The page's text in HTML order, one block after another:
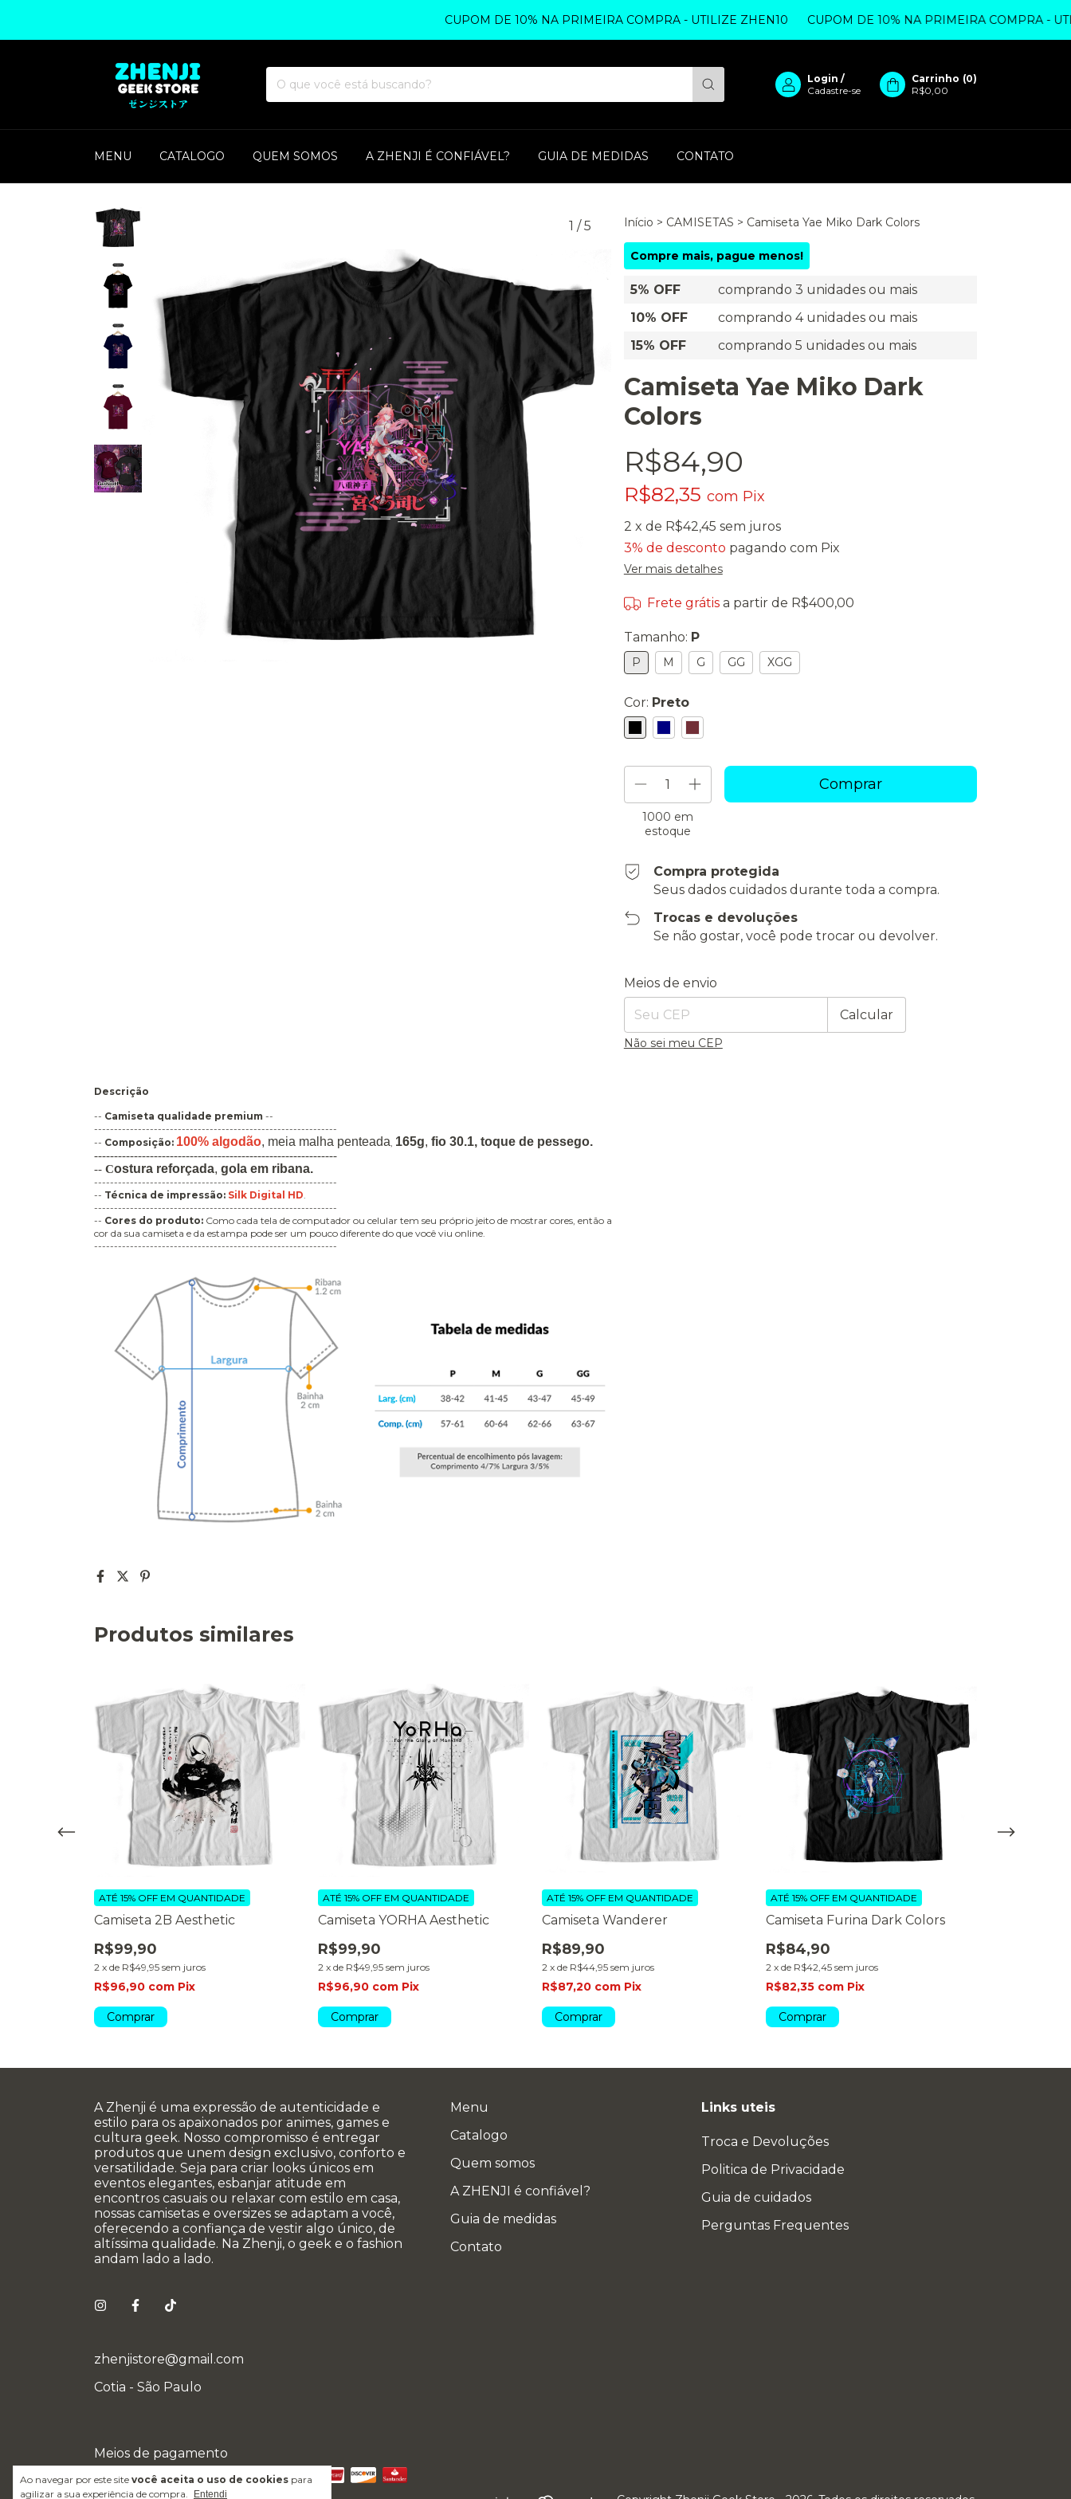
CUPOM DE 10% NA PRIMEIRA COMPRA - UTILIZE ZHEN10 CUPOM DE 10% NA PRIMEIRA COMPRA -
Login /
Cadastre-se
Carrinho (0)
R$0,00
MENU CATALOGO QUEM SOMOS A ZHENJI É CONFIÁVEL? GUIA DE MEDIDAS CONTATO
Ao navegar por este site você aceita o uso de cookies para
agilizar a sua experiência de compra.
Entendi
1 /5 Início > CAMISETAS > Camiseta Yae Miko Dark Colors
Compre mais, pague menos!
5% OFF
comprando 3 unidades ou mais
10% OFF
comprando 4 unidades ou mais
15% OFF
comprando 5 unidades ou mais
Camiseta Yae Miko Dark
Colors
R$84,90
R$82,35 com Pix
2 x de R$42,45 sem juros
3% de desconto pagando com Pix
Ver mais detalhes
Frete grátis a partir de R$400,00
Tamanho: P
P M G GG XGG
Cor: Preto
1000 em
estoque
Compra protegida
Seus dados cuidados durante toda a compra.
Trocas e devoluções
Se não gostar, você pode trocar ou devolver.
Entregas para o CEP:
Meios de envio
Calcular
Não sei meu CEP
Descrição
-- Camiseta qualidade premium --
-------------------------------------------------------------
-- Composição: 100% algodão, meia malha penteada, 165g, fio 30.1, toque de pessego.
-------------------------------------------------------------
-- Costura reforçada, gola em ribana.
-------------------------------------------------------------
-- Técnica de impressão: Silk Digital HD.
-------------------------------------------------------------
-- Cores do produto: Como cada tela de computador ou celular tem seu próprio jeito de mostrar cores, então a
cor da sua camiseta e da estampa pode ser um pouco diferente do que você viu online.
-------------------------------------------------------------
Produtos similares
Camiseta 2B Aesthetic
R$99,90
2 x de R$49,95 sem juros
ATÉ 15% OFF EM QUANTIDADE
R$96,90 com Pix
Comprar
Camiseta YORHA Aesthetic
R$99,90
2 x de R$49,95 sem juros
ATÉ 15% OFF EM QUANTIDADE
R$96,90 com Pix
Comprar
Camiseta Wanderer
R$89,90
2 x de R$44,95 sem juros
ATÉ 15% OFF EM QUANTIDADE
R$87,20 com Pix
Comprar
Camiseta Furina Dark Colors
R$84,90
2 x de R$42,45 sem juros
ATÉ 15% OFF EM QUANTIDADE
R$82,35 com Pix
Comprar
A Zhenji é uma expressão de autenticidade e
estilo para os apaixonados por animes, games e
cultura geek. Nosso compromisso é entregar
produtos que unem design exclusivo, conforto e
versatilidade. Seja para criar looks únicos em
eventos elegantes, esbanjar atitude em
encontros casuais ou relaxar com estilo em casa,
nossas camisetas e oversizes se adaptam a você,
oferecendo a confiança de vestir algo único, de
altíssima qualidade. Na Zhenji, o geek e o fashion
andam lado a lado.
zhenjistore@gmail.com
Cotia - São Paulo
Menu
Catalogo
Quem somos
A ZHENJI é confiável?
Guia de medidas
Contato
Links uteis
Troca e Devoluções
Politica de Privacidade
Guia de cuidados
Perguntas Frequentes
Meios de pagamento